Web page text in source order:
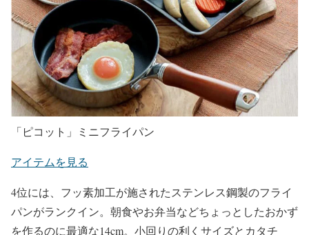
「ピコット」ミニフライパン
アイテムを見る
4位には、フッ素加工が施されたステンレス鋼製のフライ
パンがランクイン。朝食やお弁当などちょっとしたおかず
を作るのに最適な14cm。小回りの利くサイズとカタチ